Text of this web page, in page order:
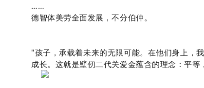
……
德智体美劳全面发展，不分伯仲。
"孩子，承载着未来的无限可能。在他们身上，
成长。这就是壁仞二代关爱金蕴含的理念：平等